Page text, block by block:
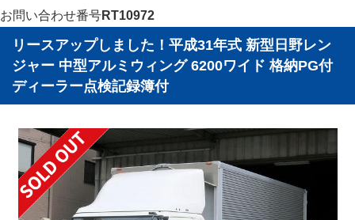
お問い合わせ番号RT10972
リースアップしました！平成31年式 新型日野レン
ジャー 中型アルミウィング 6200ワイド 格納PG付
ディーラー点検記録簿付